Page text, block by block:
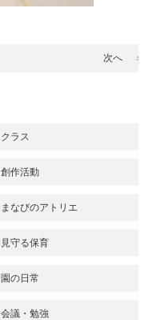
次へ
クラス
創作活動
まなびのアトリエ
見守る保育
園の日常
会議・勉強